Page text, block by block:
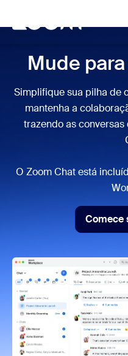
Mude
Simplifique sua pilha de
mantenha a
trazendo as
O Zoom Chat está
Comece